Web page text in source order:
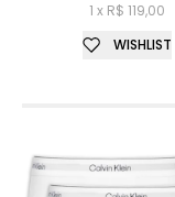
1 x R$ 119,00
WISHLIST